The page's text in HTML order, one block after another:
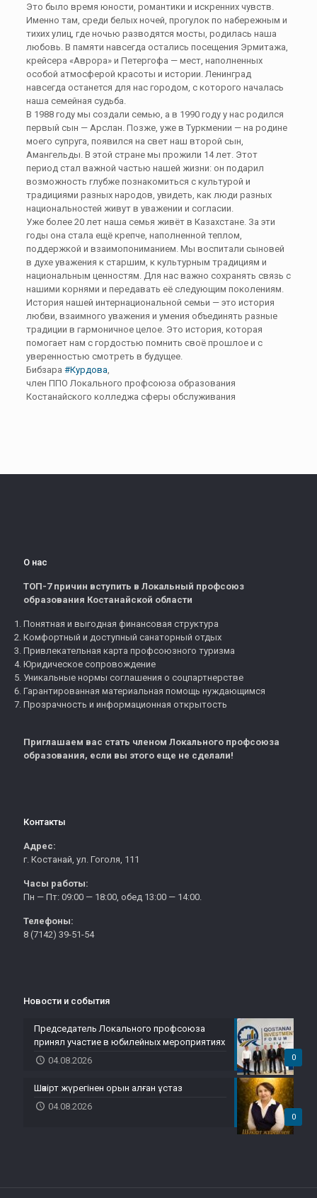
Это было время юности, романтики и искренних чувств.
Именно там, среди белых ночей, прогулок по набережным и
тихих улиц, где ночью разводятся мосты, родилась наша
любовь. В памяти навсегда остались посещения Эрмитажа,
крейсера «Аврора» и Петергофа — мест, наполненных
особой атмосферой красоты и истории. Ленинград
навсегда останется для нас городом, с которого началась
наша семейная судьба.
В 1988 году мы создали семью, а в 1990 году у нас родился
первый сын — Арслан. Позже, уже в Туркмении — на родине
моего супруга, появился на свет наш второй сын,
Амангельды. В этой стране мы прожили 14 лет. Этот
период стал важной частью нашей жизни: он подарил
возможность глубже познакомиться с культурой и
традициями разных народов, увидеть, как люди разных
национальностей живут в уважении и согласии.
Уже более 20 лет наша семья живёт в Казахстане. За эти
годы она стала ещё крепче, наполненной теплом,
поддержкой и взаимопониманием. Мы воспитали сыновей
в духе уважения к старшим, к культурным традициям и
национальным ценностям. Для нас важно сохранять связь с
нашими корнями и передавать её следующим поколениям.
История нашей интернациональной семьи — это история
любви, взаимного уважения и умения объединять разные
традиции в гармоничное целое. Это история, которая
помогает нам с гордостью помнить своё прошлое и с
уверенностью смотреть в будущее.
Бибзара #Курдова,
член ППО Локального профсоюза образования
Костанайского колледжа сферы обслуживания
О нас
ТОП-7 причин вступить в Локальный профсоюз
образования Костанайской области
Понятная и выгодная финансовая структура
Комфортный и доступный санаторный отдых
Привлекательная карта профсоюзного туризма
Юридическое сопровождение
Уникальные нормы соглашения о соцпартнерстве
Гарантированная материальная помощь нуждающимся
Прозрачность и информационная открытость
Приглашаем вас стать членом Локального профсоюза
образования, если вы этого еще не сделали!
Контакты
Адрес:
г. Костанай, ул. Гоголя, 111
Часы работы:
Пн — Пт: 09:00 — 18:00, обед 13:00 — 14:00.
Телефоны:
8 (7142) 39-51-54
Новости и события
0
Председатель Локального профсоюза
принял участие в юбилейных мероприятиях
04.08.2026
0
Шәкірт жүрегінен орын алған ұстаз
04.08.2026